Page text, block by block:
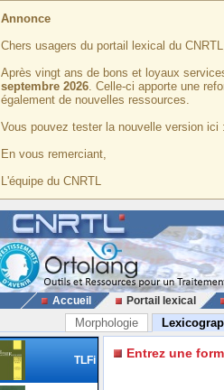
Annonce
Chers usagers du portail lexical du
Après vingt ans de bons et loyaux
septembre 2026. Celle-ci apporte une
également de nouvelles ressources.
Vous pouvez tester la nouvelle version ici :
En vous remerciant,
L'équipe du CNRTL
Accueil Portail lexical
Morphologie
TLFi Entrez une